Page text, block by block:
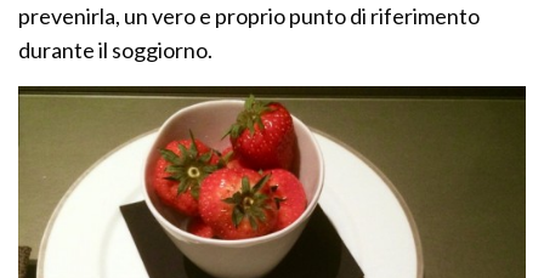
prevenirla, un vero e proprio punto di riferimento
durante il soggiorno.